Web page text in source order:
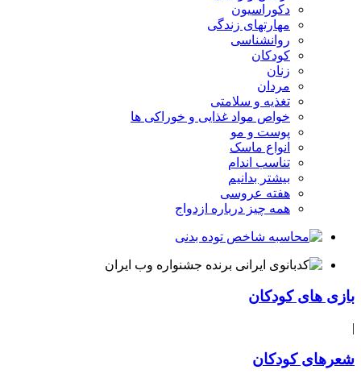
دکوراسیون
مهارتهای زندگی
روانشناسی
کودکان
زنان
مردان
تغذیه و سلامتی
خواص مواد غذایی و خوراکی ها
پوست و مو
انواع ماسک
تناسب اندام
بیشتر بدانیم
هفته عروسی
همه چیز درباره ازدواج
بازی های کودکان
|
شعرهای کودکان